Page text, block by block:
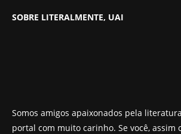
SOBRE LITERALMENTE, UAI
Somos amigos apaixonados pela
portal com muito carinho. Se você, assim